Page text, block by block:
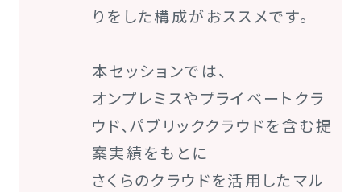
りをした構成がおススメです。
本セッションでは、
オンプレミスやプライベートクラ
ウド、パブリッククラウドを含む提
案実績をもとに
さくらのクラウドを活用したマル